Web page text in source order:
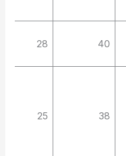
40
28
38
25